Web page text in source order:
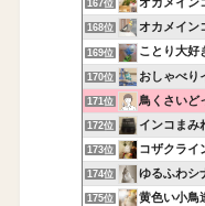
167位
168位 オカメイン
169位 ことり大好
170位 おしゃべり
171位 鳥くさいど
172位 インコまみ
173位 コザクラ
174位 ゆるふわシ
175位 黄色い小鳥